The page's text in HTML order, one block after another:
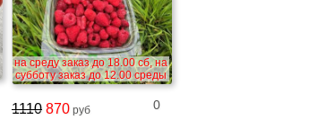
на среду заказ до 18.00 сб, на
субботу заказ до 12.00 среды
1110 870 руб 0